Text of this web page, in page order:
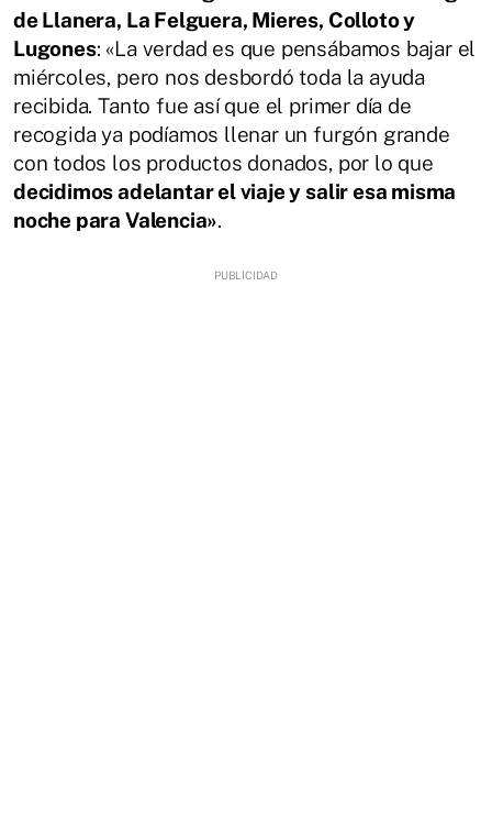
de Llanera, La Felguera, Mieres, Colloto y
Lugones: «La verdad es que pensábamos bajar el
miércoles, pero nos desbordó toda la ayuda
recibida. Tanto fue así que el primer día de
recogida ya podíamos llenar un furgón grande
con todos los productos donados, por lo que
decidimos adelantar el viaje y salir esa misma
noche para Valencia».